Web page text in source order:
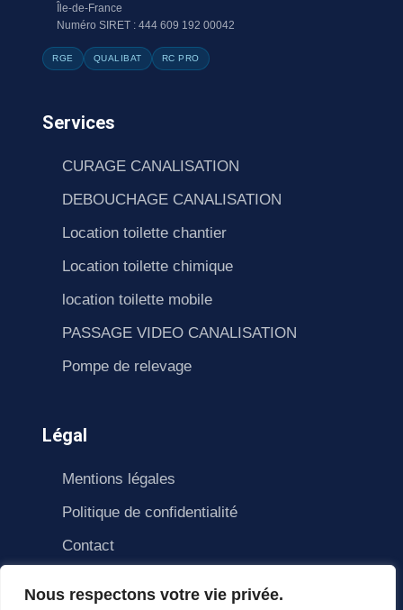
Nous respectons votre vie privée.
Île-de-France
Numéro SIRET : 444 609 192 00042
RGE QUALIBAT RC PRO
Services
CURAGE CANALISATION
DEBOUCHAGE CANALISATION
Location toilette chantier
Location toilette chimique
location toilette mobile
PASSAGE VIDEO CANALISATION
Pompe de relevage
Légal
Mentions légales
Politique de confidentialité
Contact